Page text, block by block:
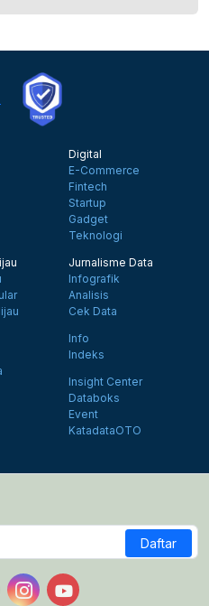
Digital
E-Commerce
Fintech
Startup
Gadget
Teknologi
Jurnalisme Data
Infografik
Analisis
Cek Data
Info
Indeks
Insight Center
Databoks
Event
KatadataOTO
Daftar
us on Facebook
Follow us on X
Follow us on Instagram
Follow us on